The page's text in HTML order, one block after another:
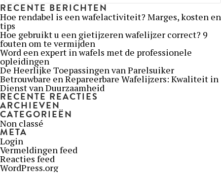
RECENTE BERICHTEN
Hoe rendabel is een wafelactiviteit? Marges, kosten en
tips
Hoe gebruikt u een gietijzeren wafelijzer correct? 9
fouten om te vermijden
Word een expert in wafels met de professionele
opleidingen
De Heerlijke Toepassingen van Parelsuiker
Betrouwbare en Repareerbare Wafelijzers: Kwaliteit in
Dienst van Duurzaamheid
RECENTE REACTIES
ARCHIEVEN
CATEGORIEËN
Non classé
META
Login
Vermeldingen feed
Reacties feed
WordPress.org